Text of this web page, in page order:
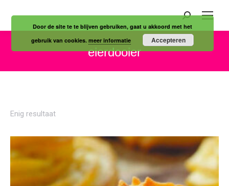
Zoeken:
eierdooier
Enig resultaat
Door de site te te blijven gebruiken, gaat u akkoord met het
gebruik van cookies.meer informatie Accepteren